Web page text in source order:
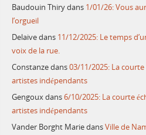
Baudouin Thirydans 1/01/26: Vous
l’orgueil
Delaivedans 11/12/2025: Le temps
voix de la rue.
Constanzedans03/11/2025: La
artistes indépendants
Gengouxdans6/10/2025: La courte
artistes indépendants
Vander Borght MariedansVille de